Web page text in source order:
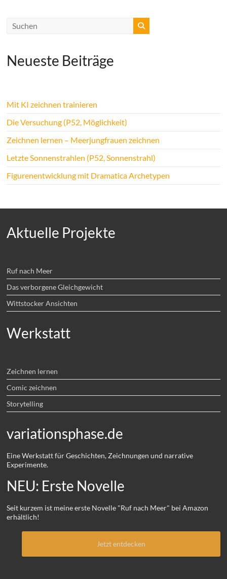
Neueste Beiträge
Mit KI zeichnen trainieren
Die Versuchung (P52, Möglichkeit)
Zeichnen lernen – Meerjungfrauen zeichnen
Letzte Sonnenstrahlen (P52, Sonnenstrahl)
Figurenentwicklung mit Dramatica Archetypen
Aktuelle Projekte
Ruf nach Meer
Das verborgene Gleichgewicht
Wittstocker Ansichten
Werkstatt
Zeichnen lernen
Comic zeichnen
Storytelling
variationsphase.de
Eine Werkstatt für Geschichten, Zeichnungen und narrative
Experimente.
NEU: Erste Novelle
Seit kurzem ist meine erste Novelle "Ruf nach Meer" bei Amazon
erhältlich!
Jetzt entdecken